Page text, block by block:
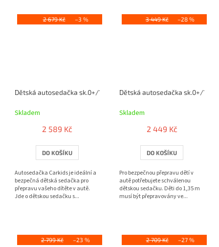
2 679 Kč –3 %
Dětská autosedačka sk.0+/1 černá/červená
Skladem
2 589 Kč
DO KOŠÍKU
Autosedačka Carkids je ideální a
bezpečná dětská sedačka pro
přepravu vašeho dítěte v autě.
Jde o dětskou sedačku s...
3 449 Kč –28 %
Dětská autosedačka sk.0+/1
Skladem
2 449 Kč
DO KOŠÍKU
Pro bezpečnou přepravu dětí v
autě potřebujete schválenou
dětskou sedačku. Děti do 1,35 m
musí být přepravovány ve...
2 799 Kč –23 % 2 709 Kč –27 %